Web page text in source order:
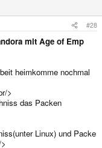
#28
mit Age of Emp
heimkomme nochmal
>
das Packen
Linux) und Packe